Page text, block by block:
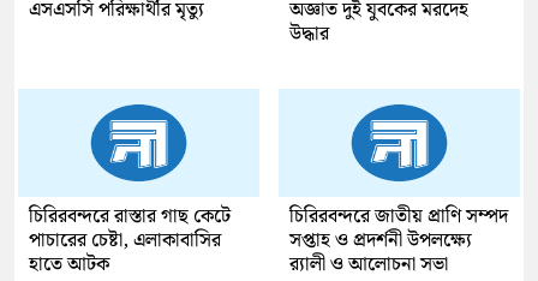
এসএসসি পরিক্ষার্থীর মৃত্যু
অজ্ঞাত দুই যুবকের মরদেহ
উদ্ধার
চিরিরবন্দরে রাস্তার গাছ কেটে
পাচারের চেষ্টা, এলাকাবাসির
হাতে আটক
চিরিরবন্দরে জাতীয় প্রাণি সম্পদ
সপ্তাহ ও প্রদর্শনী উপলক্ষ্যে
র‌্যালী ও আলোচনা সভা